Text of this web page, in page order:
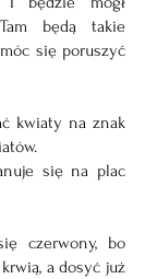
będą takie
się poruszyć
kwiaty na znak
się na plac
czerwony, bo
a dosyć już